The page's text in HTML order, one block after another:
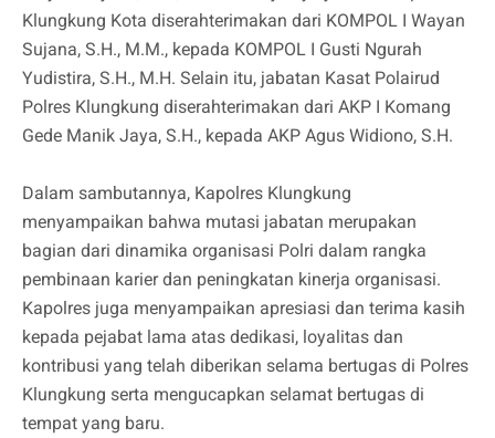
Klungkung Kota diserahterimakan dari KOMPOL I Wayan
Sujana, S.H., M.M., kepada KOMPOL I Gusti Ngurah
Yudistira, S.H., M.H. Selain itu, jabatan Kasat Polairud
Polres Klungkung diserahterimakan dari AKP I Komang
Gede Manik Jaya, S.H., kepada AKP Agus Widiono, S.H.
Dalam sambutannya, Kapolres Klungkung
menyampaikan bahwa mutasi jabatan merupakan
bagian dari dinamika organisasi Polri dalam rangka
pembinaan karier dan peningkatan kinerja organisasi.
Kapolres juga menyampaikan apresiasi dan terima kasih
kepada pejabat lama atas dedikasi, loyalitas dan
kontribusi yang telah diberikan selama bertugas di Polres
Klungkung serta mengucapkan selamat bertugas di
tempat yang baru.